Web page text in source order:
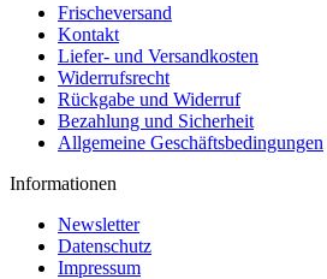
Frischeversand
Kontakt
Liefer- und Versandkosten
Widerrufsrecht
Rückgabe und Widerruf
Bezahlung und Sicherheit
Allgemeine Geschäftsbedingungen
Informationen
Newsletter
Datenschutz
Impressum